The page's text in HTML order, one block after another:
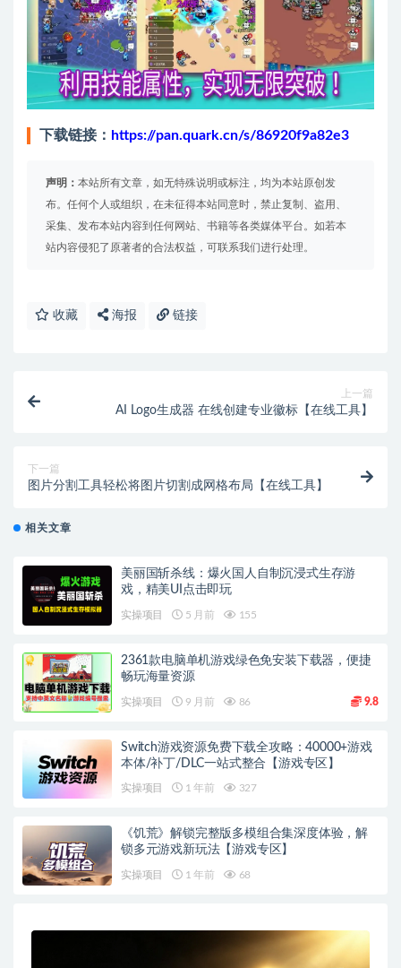
下载链接： https://pan.quark.cn/s/86920f9a82e3
声明： 本站所有文章，如无特殊说明或标注，均为本站原创发
布。任何个人或组织，在未征得本站同意时，禁止复制、盗用、
采集、发布本站内容到任何网站、书籍等各类媒体平台。如若本
站内容侵犯了原著者的合法权益，可联系我们进行处理。
收藏 海报 链接
上一篇
AI Logo生成器 在线创建专业徽标【在线工具】
下一篇
图片分割工具轻松将图片切割成网格布局【在线工具】
相关文章
美丽国斩杀线：爆火国人自制沉浸式生存游
戏，精美UI点击即玩
实操项目 5 月前 155
2361款电脑单机游戏绿色免安装下载器，便捷
畅玩海量资源
实操项目 9 月前 86 9.8
Switch游戏资源免费下载全攻略：40000+游戏
本体/补丁/DLC一站式整合【游戏专区】
实操项目 1 年前 327
《饥荒》解锁完整版多模组合集深度体验，解
锁多元游戏新玩法【游戏专区】
实操项目 1 年前 68